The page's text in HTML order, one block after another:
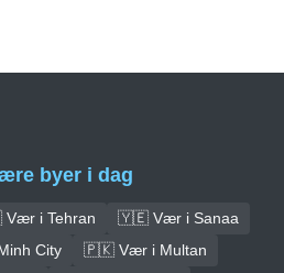
byer i dag
i Tehran
🇾🇪 Vær i Sanaa
City
🇵🇰 Vær i Multan